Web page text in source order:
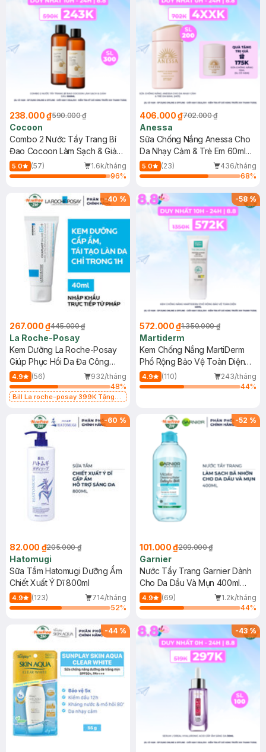
238.000 ₫590.000 ₫
Cocoon
Combo 2 Nước Tẩy Trang Bí
Đao Cocoon Làm Sạch & Giảm
Dầu 500ml
5.0 (57)
1.6k/tháng
96%
406.000 ₫702.000 ₫
Anessa
Sữa Chống Nắng Anessa Cho
Da Nhạy Cảm & Trẻ Em 60ml
(Mới)
5.0 (23)
436/tháng
68%
-40 %
267.000 ₫445.000 ₫
La Roche-Posay
Kem Dưỡng La Roche-Posay
Giúp Phục Hồi Da Đa Công
Dụng 40ml
4.9 (56)
932/tháng
48%
Bill La roche-posay 399K Tặng
(SL có hạn)
-58%
572.000 ₫1.350.000 ₫
Martiderm
Kem Chống Nắng MartiDerm
Phổ Rộng Bảo Vệ Toàn Diện
40ml
4.9 (110)
243/tháng
44%
-60 %
82.000 ₫205.000 ₫
Hatomugi
Sữa Tắm Hatomugi Dưỡng Ẩm
Chiết Xuất Ý Dĩ 800ml
4.9 (123)
714/tháng
52%
-52 %
101.000 ₫209.000 ₫
Garnier
Nước Tẩy Trang Garnier Dành
Cho Da Dầu Và Mụn 400ml
(Mới)
4.9 (69)
1.2k/tháng
44%
-44 % -43%